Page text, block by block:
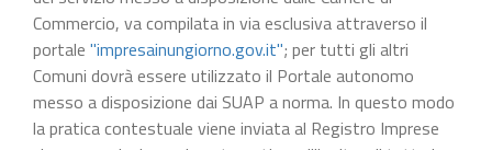
Commercio, va compilata in via esclusiva attraverso il
portale "impresainungiorno.gov.it"; per tutti gli altri
Comuni dovrà essere utilizzato il Portale autonomo
messo a disposizione dai SUAP a norma. In questo modo
la pratica contestuale viene inviata al Registro Imprese